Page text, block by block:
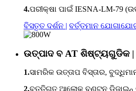
4.ପରୀକ୍ଷା ପାଇଁ IESNA-LM-79
ବିସ୍ତୃତ ଦର୍ଶନ | ବର୍ତ୍ତମାନ
ଉତ୍ପାଦ ବ AT ଶିଷ୍ଟ୍ୟଗୁଡିକ |
1.ସାମରିକ ଉତ୍ତାପ ବିସ୍ତାର,
2.ବୃତ୍ତିଗତ ଆଲୋକ ବଣ୍ଟନ ଡିଜାଇନ୍